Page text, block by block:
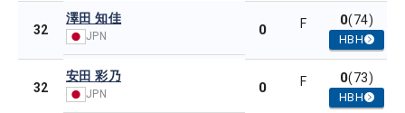
32
澤田 知佳
JPN 0 F 0(74)
HBH
32
安田 彩乃
JPN 0 F 0(73)
HBH